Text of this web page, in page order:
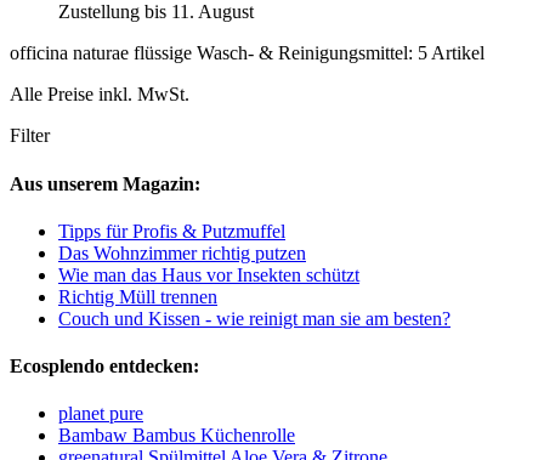
Zustellung bis 11. August
officina naturae flüssige Wasch- & Reinigungsmittel: 5 Artikel
Alle Preise inkl. MwSt.
Filter
Aus unserem Magazin:
Tipps für Profis & Putzmuffel
Das Wohnzimmer richtig putzen
Wie man das Haus vor Insekten schützt
Richtig Müll trennen
Couch und Kissen - wie reinigt man sie am besten?
Ecosplendo entdecken:
planet pure
Bambaw Bambus Küchenrolle